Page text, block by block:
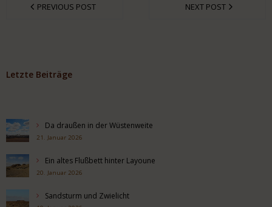
PREVIOUS POST NEXT POST
Letzte Beiträge
Da draußen in der Wüstenweite
21. Januar 2026
Ein altes Flußbett hinter Layoune
20. Januar 2026
Sandsturm und Zwielicht